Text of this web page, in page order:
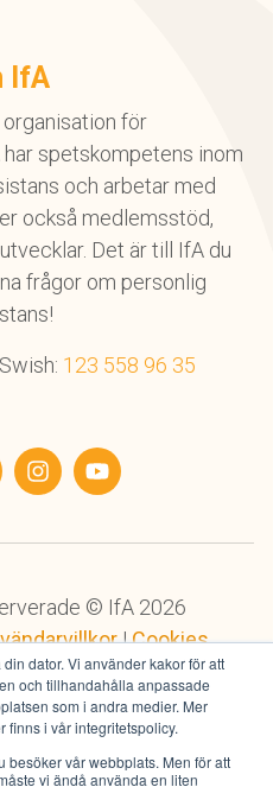
dator. Vi använder kakor för att
och tillhandahålla anpassade
som i andra medier. Mer
finns i vår integritetspolicy.
besöker vår webbplats. Men för att
vi ändå använda en liten
IfA
för
spetskompetens inom
och arbetar med
också medlemsstöd,
Det är till IfA du
frågor om personlig
123 558 96 35
TwitterInstagramYouTube
© IfA 2026
|Cookies